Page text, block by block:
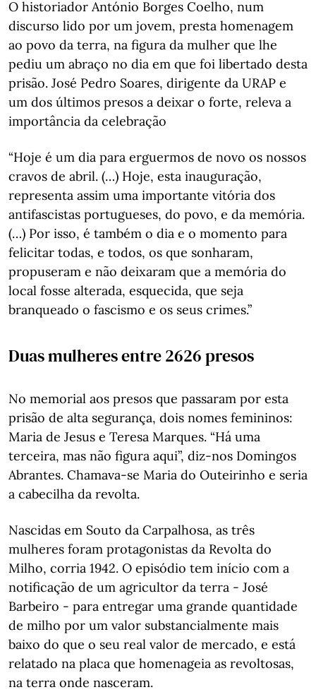
O historiador António Borges Coelho, num
discurso lido por um jovem, presta homenagem
ao povo da terra, na figura da mulher que lhe
pediu um abraço no dia em que foi libertado desta
prisão. José Pedro Soares, dirigente da URAP e
um dos últimos presos a deixar o forte, releva a
importância da celebração
“Hoje é um dia para erguermos de novo os nossos
cravos de abril. (…) Hoje, esta inauguração,
representa assim uma importante vitória dos
antifascistas portugueses, do povo, e da memória.
(…) Por isso, é também o dia e o momento para
felicitar todas, e todos, os que sonharam,
propuseram e não deixaram que a memória do
local fosse alterada, esquecida, que seja
branqueado o fascismo e os seus crimes.”
Duas mulheres entre 2626 presos
No memorial aos presos que passaram por esta
prisão de alta segurança, dois nomes femininos:
Maria de Jesus e Teresa Marques. “Há uma
terceira, mas não figura aqui”, diz-nos Domingos
Abrantes. Chamava-se Maria do Outeirinho e seria
a cabecilha da revolta.
Nascidas em Souto da Carpalhosa, as três
mulheres foram protagonistas da Revolta do
Milho, corria 1942. O episódio tem início com a
notificação de um agricultor da terra - José
Barbeiro - para entregar uma grande quantidade
de milho por um valor substancialmente mais
baixo do que o seu real valor de mercado, e está
relatado na placa que homenageia as revoltosas,
na terra onde nasceram.